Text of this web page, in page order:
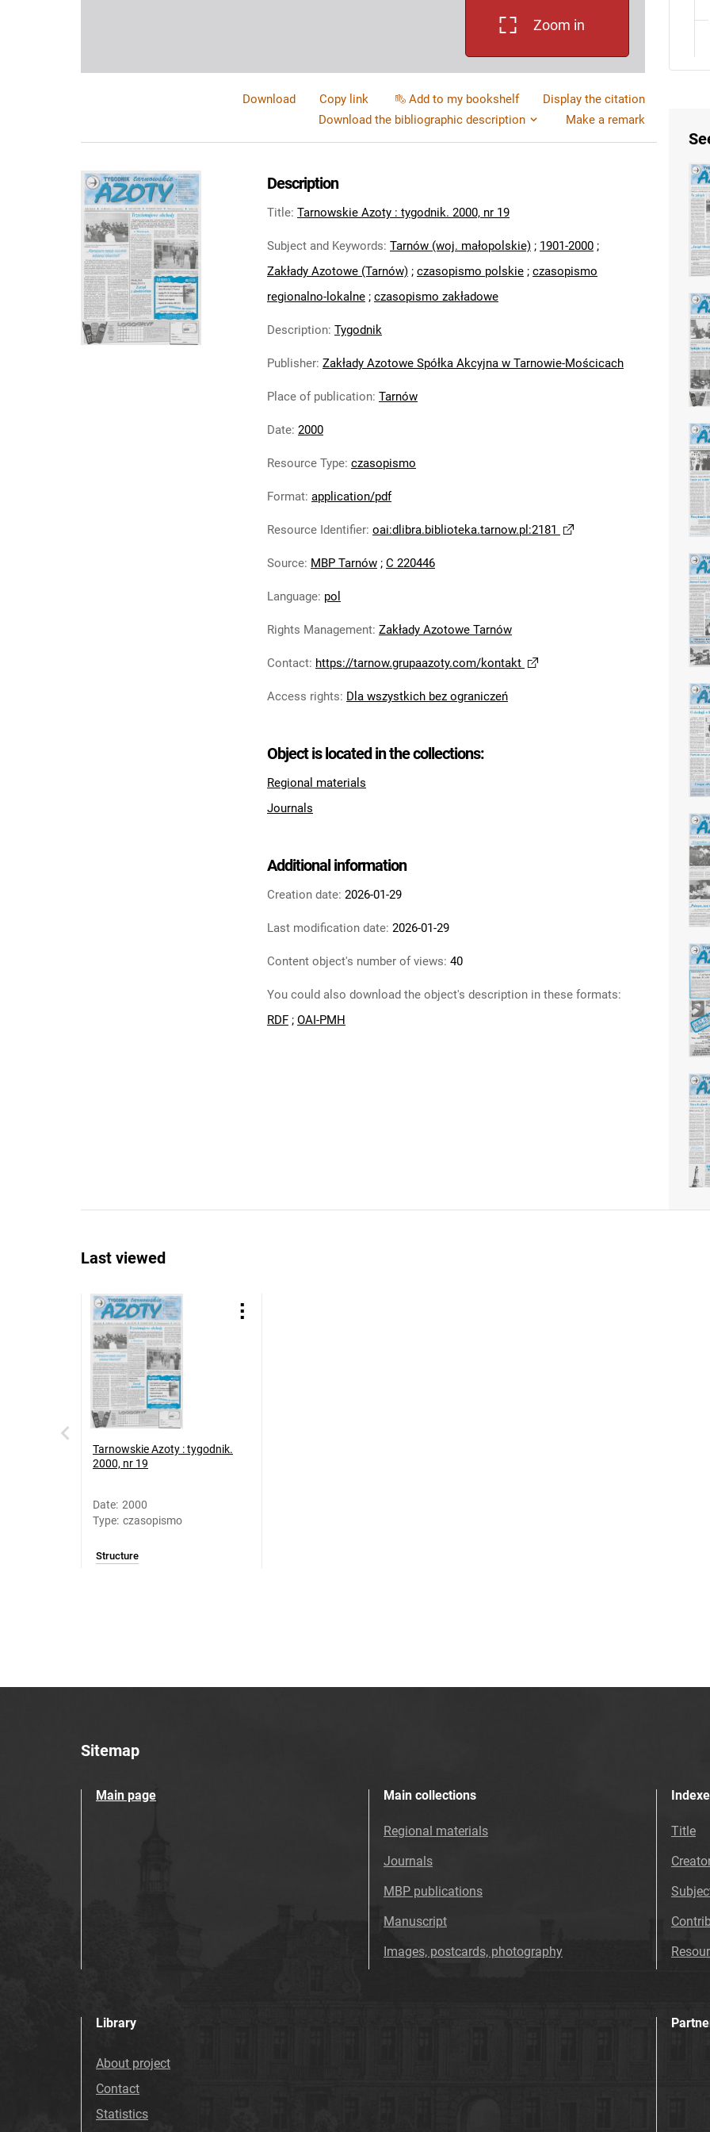
Zoom in
Download Copy link Add to my bookshelf
Display the citation
Download the bibliographic description
Make a remark
Description
Title: Tarnowskie Azoty : tygodnik. 2000, nr 19
Subject and Keywords: Tarnów (woj. małopolskie) ; 1901-2000 ;
Zakłady Azotowe (Tarnów) ; czasopismo polskie ; czasopismo
regionalno-lokalne ; czasopismo zakładowe
Description: Tygodnik
Publisher: Zakłady Azotowe Spółka Akcyjna w Tarnowie-Mościcach
Place of publication: Tarnów
Date: 2000
Resource Type: czasopismo
Format: application/pdf
Resource Identifier: oai:dlibra.biblioteka.tarnow.pl:2181
Source: MBP Tarnów ; C 220446
Language: pol
Rights Management: Zakłady Azotowe Tarnów
Contact: https://tarnow.grupaazoty.com/kontakt
Access rights: Dla wszystkich bez ograniczeń
Object is located in the collections:
Regional materials
Journals
Additional information
Creation date: 2026-01-29
Last modification date: 2026-01-29
Content object's number of views: 40
You could also download the object's description in these formats:
RDF ; OAI-PMH
Last viewed
Tarnowskie Azoty : tygodnik.
2000, nr 19
Date: 2000
Type: czasopismo
Structure
Sitemap
Main page Main collections
Regional materials
Journals
MBP publications
Manuscript
Images, postcards, photography
Title
Library
About project
Contact
Statistics